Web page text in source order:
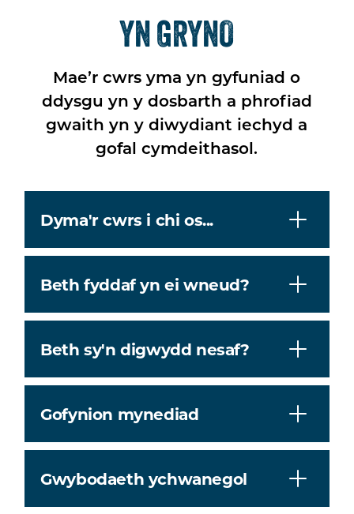
YN GRYNO
Mae’r cwrs yma yn gyfuniad o
ddysgu yn y dosbarth a phrofiad
gwaith yn y diwydiant iechyd a
gofal cymdeithasol.
Dyma'r cwrs i chi os...
Beth fyddaf yn ei wneud?
Beth sy'n digwydd nesaf?
Gofynion mynediad
Gwybodaeth ychwanegol